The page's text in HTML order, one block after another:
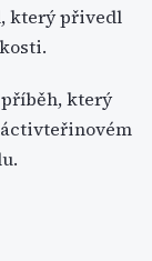
který přivedl
který